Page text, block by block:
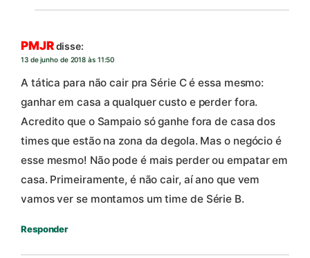
PMJRdisse:
13 de junho de 2018 às 11:50
A tática para não cair pra Série C é essa mesmo:
ganhar em casa a qualquer custo e perder fora.
Acredito que o Sampaio só ganhe fora de casa dos
times que estão na zona da degola. Mas o negócio é
esse mesmo! Não pode é mais perder ou empatar em
casa. Primeiramente, é não cair, aí ano que vem
vamos ver se montamos um time de Série B.
Responder